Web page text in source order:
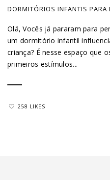
DORMITÓRIOS INFANTIS
Olá, Vocês já pararam para
um dormitório infantil
criança? É nesse espaço que
primeiros estímulos...
258 LIKES